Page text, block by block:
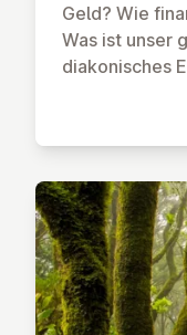
Geld? Wie
Was ist unser
diakonisches